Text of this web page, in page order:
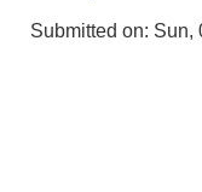
Submitted on: Sun,